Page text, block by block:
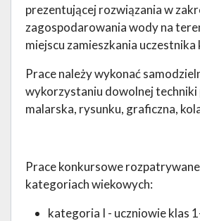
prezentującej rozwiązania w
zagospodarowania wody na
miejscu zamieszkania uczestnika
Prace należy wykonać
wykorzystaniu dowolnej techniki
malarska, rysunku, graficzna,
Prace konkursowe
kategoriach wiekowych:
kategoria I - uczniowie klas